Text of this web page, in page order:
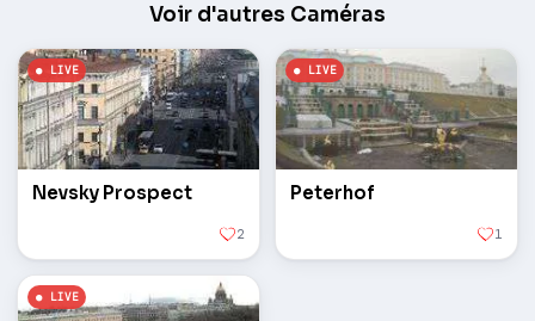
Voir d'autres Caméras
Nevsky Prospect
2
Peterhof
1